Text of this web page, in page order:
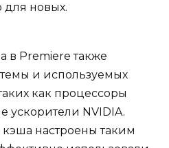
для новых.
в Premiere также
и используемых
как процессоры
ускорители NVIDIA.
настроены таким